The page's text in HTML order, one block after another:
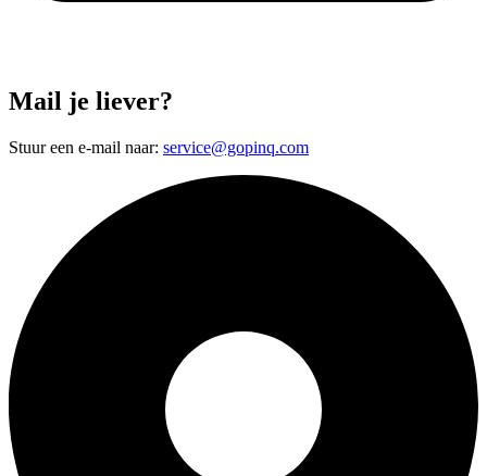
Mail je liever?
Stuur een e-mail naar: service@gopinq.com